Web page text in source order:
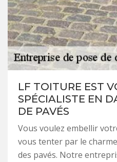
LF TOITURE EST
SPÉCIALISTE EN
DE PAVÉS
Vous voulez embellir
vous tenter par le
des pavés. Notre